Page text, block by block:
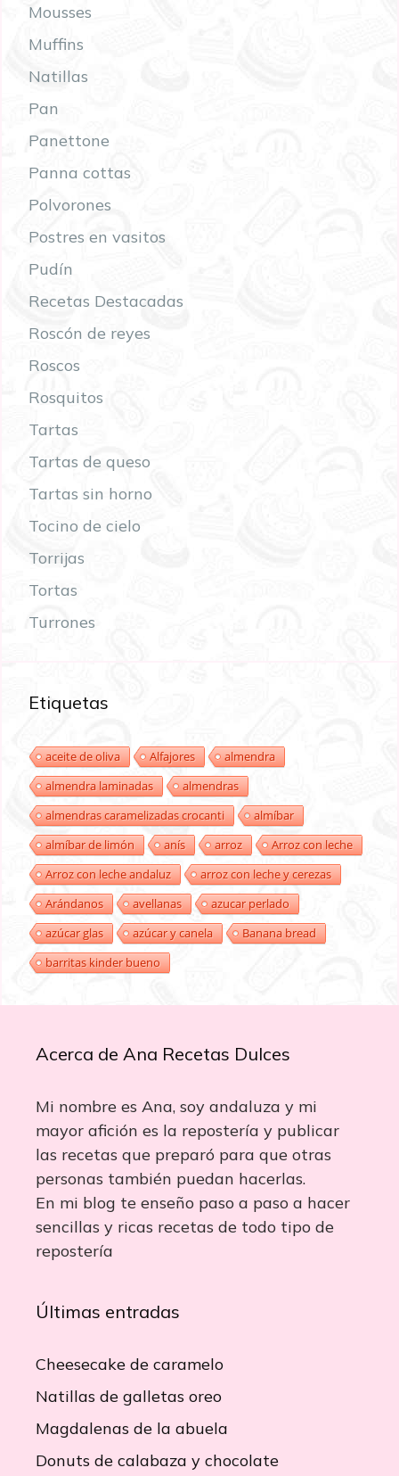
Mousses
Muffins
Natillas
Pan
Panettone
Panna cottas
Polvorones
Postres en vasitos
Pudín
Recetas Destacadas
Roscón de reyes
Roscos
Rosquitos
Tartas
Tartas de queso
Tartas sin horno
Tocino de cielo
Torrijas
Tortas
Turrones
Etiquetas
aceite de oliva Alfajores
almendra
almendra laminadas
almendras
almendras caramelizadas crocanti
almíbar
almíbar de limón
anís arroz
Arroz con leche
Arroz con leche andaluz
arroz con leche y cerezas
Arándanos
avellanas
azucar perlado
azúcar glas
azúcar y canela
Banana bread
barritas kinder bueno
Acerca de Ana Recetas Dulces
Mi nombre es Ana, soy andaluza y mi
mayor afición es la repostería y publicar
las recetas que preparó para que otras
personas también puedan hacerlas.
En mi blog te enseño paso a paso a hacer
sencillas y ricas recetas de todo tipo de
repostería
Últimas entradas
Cheesecake de caramelo
Natillas de galletas oreo
Magdalenas de la abuela
Donuts de calabaza y chocolate